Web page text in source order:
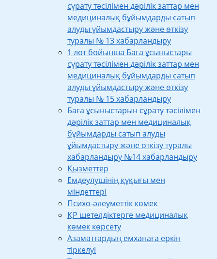
сұрату тәсілімен дәрілік заттар мен
медициналық бұйымдарды сатып
алуды ұйымдастыру және өткізу
туралы № 13 хабарландыру
1 лот бойынша Баға ұсыныстары
сұрату тәсілімен дәрілік заттар мен
медициналық бұйымдарды сатып
алуды ұйымдастыру және өткізу
туралы № 15 хабарландыру
Баға ұсыныстарын сұрату тәсілімен
дәрілік заттар мен медициналық
бұйымдарды сатып алуды
ұйымдастыру және өткізу туралы
хабарландыру №14 хабарландыру
Қызметтер
Емдеулушінің құқығы мен
міндеттері
Психо-әлеуметтік көмек
ҚР шетелдіктерге медициналық
көмек көрсету
Азаматтардың емханаға еркін
тіркелуі